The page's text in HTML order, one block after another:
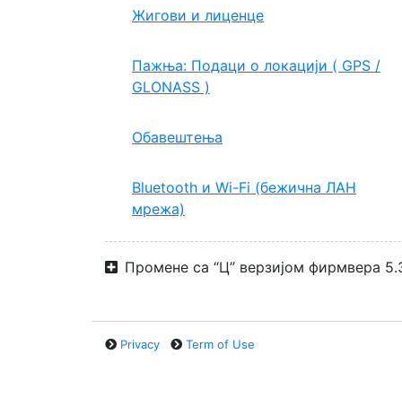
Жигови и лиценце
Пажња: Подаци о локацији ( GPS /
GLONASS )
Обавештења
Bluetooth и Wi-Fi (бежична ЛАН
мрежа)
Промене са “Ц” верзијом фирмвера
Privacy Term of Use